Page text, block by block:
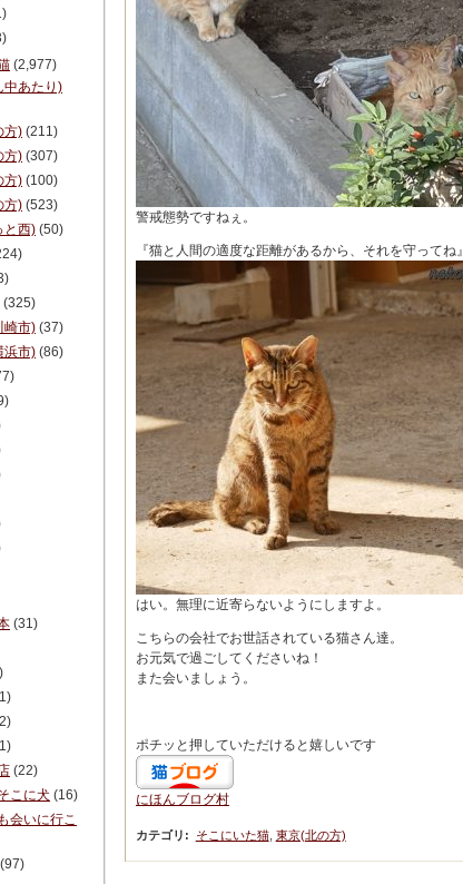
警戒態勢ですねぇ。
『猫と人間の適度な距離があるから、それを守ってね』
はい。無理に近寄らないようにしますよ。
こちらの会社でお世話されている猫さん達。
お元気で過ごしてくださいね！
また会いましょう。
ポチッと押していただけると嬉しいです
にほんブログ村
カテゴリ : そこにいた猫, 東京(北の方)
(2,977)
中あたり)
方) (211)
方) (307)
方) (100)
方) (523)
と西) (50)
(325)
崎市) (37)
浜市) (86)
(31)
(22)
こに犬 (16)
会いに行こ
(97)